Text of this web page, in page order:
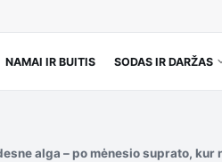
NAMAI IR BUITIS SODAS IR DARŽAS
alga – po mėnesio suprato,